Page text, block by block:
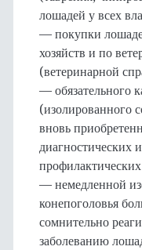
лошадей у всех
— покупки
хозяйств и по
(ветеринарной
— обязательного
(изолированного
вновь
диагностических
— немедленной
конепоголовья
сомнительно
заболеванию